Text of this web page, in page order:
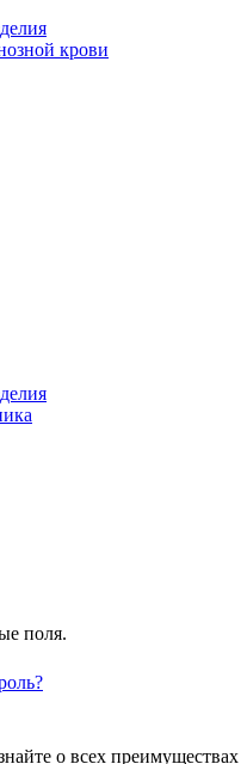
крови
поля.
о всех преимуществах